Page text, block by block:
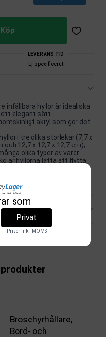
Köp
LEVERANS TID
Ej specificerat
infällbara hyllor är idealiska
elegant sätt.
akryl som gör det
i tre olika storlekar (7,7 x
och 12,7 x 12,7 x 12,7 cm),
olika typer av varor.
är hyllorna lätta att flytta
för användning i
Broschyrhållare,
Bord- och
som
Privat
Priser inkl. MOMS